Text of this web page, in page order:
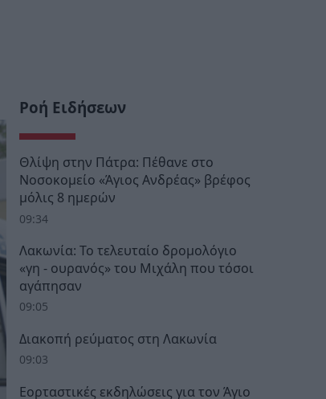
Ροή Ειδήσεων
Θλίψη στην Πάτρα: Πέθανε στο
Νοσοκομείο «Άγιος Ανδρέας» βρέφος
μόλις 8 ημερών
09:34
Λακωνία: Το τελευταίο δρομολόγιο
«γη - ουρανός» του Μιχάλη που τόσοι
αγάπησαν
09:05
Διακοπή ρεύματος στη Λακωνία
09:03
Εορταστικές εκδηλώσεις για τον Άγιο